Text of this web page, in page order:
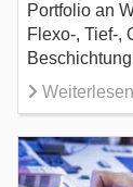
Portfolio an
Flexo-, Tief-,
Weiterlesen